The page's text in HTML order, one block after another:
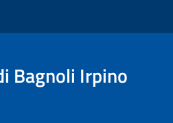
Bagnoli Irpino